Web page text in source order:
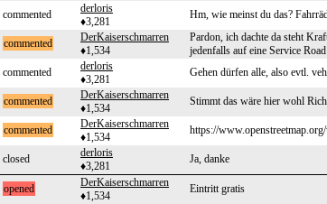
commented
derloris
♦3,281
Hm, wie meinst du das?
commented
DerKaiserschmarren
♦1,534
Pardon, ich dachte da steht
jedenfalls auf eine Service
commented
derloris
♦3,281
Gehen dürfen alle, also evtl.
commented
DerKaiserschmarren
♦1,534
Stimmt das wäre hier wohl
commented
DerKaiserschmarren
♦1,534
https://
closed
derloris
♦3,281
Ja, danke
opened
DerKaiserschmarren
♦1,534
Eintritt gratis